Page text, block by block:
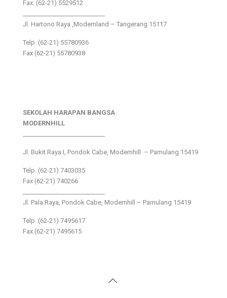
Fax: (62-21) 5529512
Jl. Hartono Raya ,Modernland – Tangerang 15117
Telp. (62-21) 55780936
Fax (62-21) 55780938
SEKOLAH HARAPAN BANGSA
MODERNHILL
Jl. Bukit Raya I, Pondok Cabe, Modernhill – Pamulang 15419
Telp. (62-21) 7403035
Fax (62-21) 740266
Jl. Pala Raya, Pondok Cabe, Modernhill – Pamulang 15419
Telp. (62-21) 7495617
Fax (62-21) 7495615